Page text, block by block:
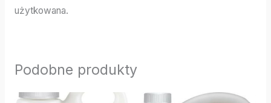
użytkowana.
Podobne produkty